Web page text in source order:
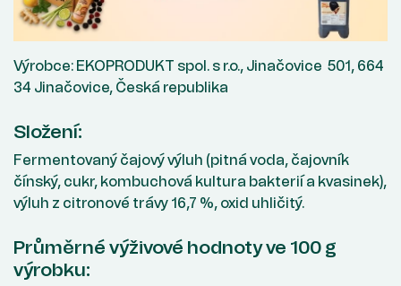
Výrobce: EKOPRODUKT spol. s r.o., Jinačovice 501, 664
34 Jinačovice, Česká republika
Složení:
Fermentovaný čajový výluh (pitná voda, čajovník
čínský, cukr, kombuchová kultura bakterií a kvasinek),
výluh z citronové trávy 16,7 %, oxid uhličitý.
Průměrné výživové hodnoty ve 100 g
výrobku: